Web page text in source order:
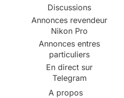
Discussions
Annonces revendeur
Nikon Pro
Annonces entres
particuliers
En direct sur
Telegram
A propos